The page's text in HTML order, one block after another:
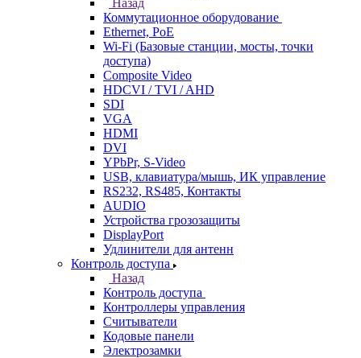
Назад
Коммутационное оборудование
Ethernet, PoE
Wi-Fi (Базовые станции, мосты, точки
доступа)
Composite Video
HDCVI / TVI / AHD
SDI
VGA
HDMI
DVI
YPbPr, S-Video
USB, клавиатура/мышь, ИК управление
RS232, RS485, Контакты
AUDIO
Устройства грозозащиты
DisplayPort
Удлинители для антенн
Контроль доступа
Назад
Контроль доступа
Контроллеры управления
Считыватели
Кодовые панели
Электрозамки